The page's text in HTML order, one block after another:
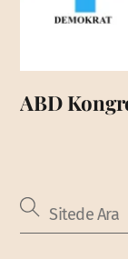
ABD